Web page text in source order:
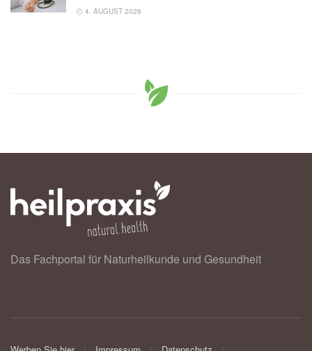
4. AUGUST 2026
Das Fachportal für Naturheilkunde und Gesundheit